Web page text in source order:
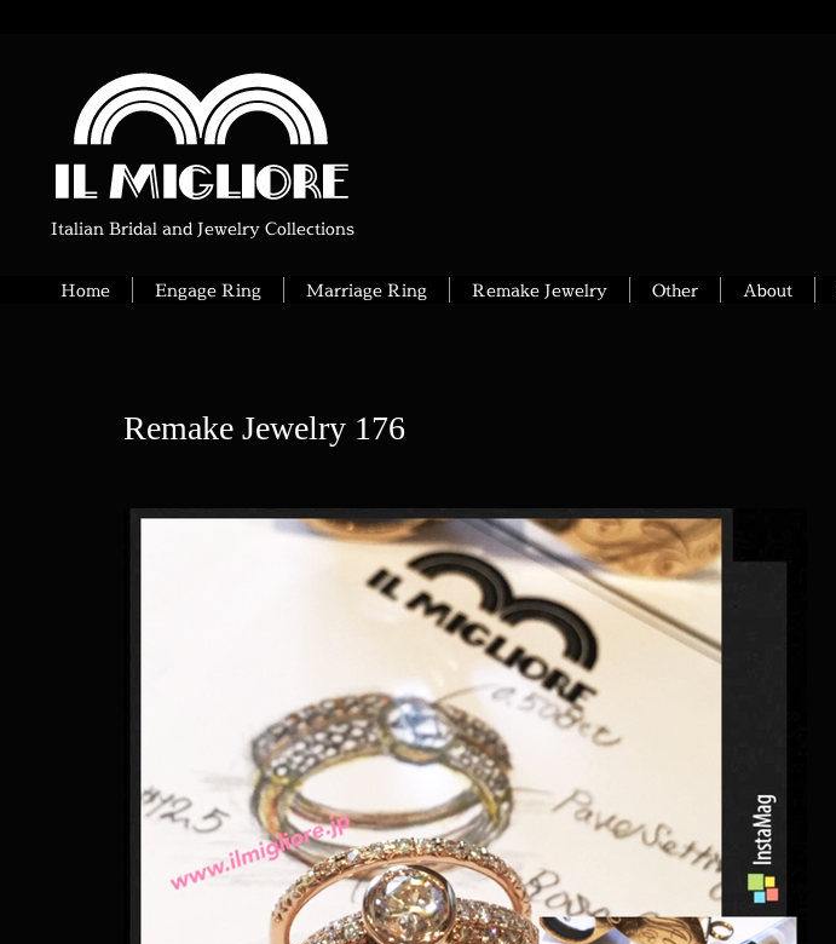
Italian Bridal and Jewelry Collections
Home Engage Ring Marriage Ring Remake Jewelry Other About
Remake Jewelry 176